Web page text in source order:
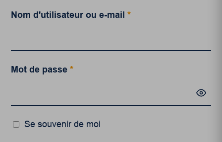
Nom d'utilisateur ou e-mail*
Mot de passe*
Se souvenir de moi